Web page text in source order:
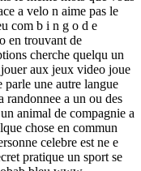
a velo n aime pas le
com b i n g o d e
en trouvant de
cherche quelqu un
aux jeux video joue
une autre langue
randonnee a un ou des
animal de compagnie a
chose en commun
celebre est ne e
pratique un sport se